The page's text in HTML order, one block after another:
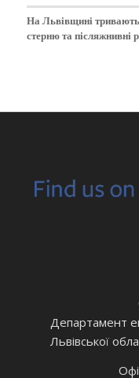
На Львівщині
стерню та післяжнивні
Департамент
Львівської